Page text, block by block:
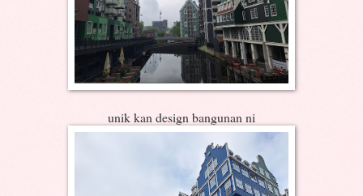
unik kan design bangunan ni